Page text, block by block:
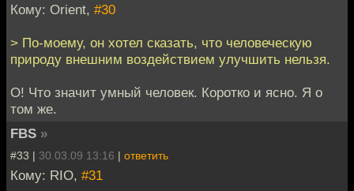
Кому: Orient, #30
> По-моему, он хотел сказать, что человеческую
природу внешним воздействием улучшить нельзя.
О! Что значит умный человек. Коротко и ясно. Я о
том же.
FBS »
#33 | 30.03.09 13:16 | ответить
Кому: RIO, #31